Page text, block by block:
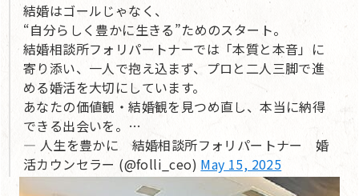
結婚はゴールじゃなく、
“自分らしく豊かに生きる”ためのスタート。
結婚相談所フォリパートナーでは「本質と本音」に
寄り添い、一人で抱え込まず、プロと二人三脚で進
める婚活を大切にしています。
あなたの価値観・結婚観を見つめ直し、本当に納得
できる出会いを。…
— 人生を豊かに 結婚相談所フォリパートナー 婚
活カウンセラー (@folli_ceo) May 15, 2025